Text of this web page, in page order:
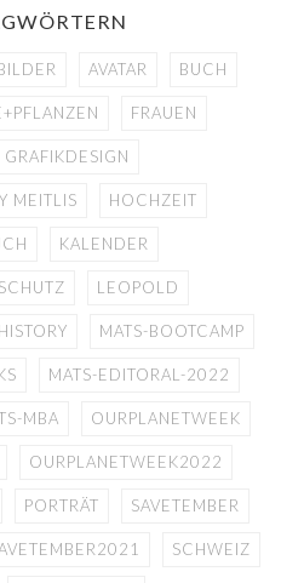
AVATAR BUCH
FRAUEN
GRAFIKDESIGN
MEITLIS HOCHZEIT
KALENDER
LEOPOLD
MATS-BOOTCAMP
MATS-EDITORAL-2022
MBA OURPLANETWEEK
OURPLANETWEEK2022
PORTRÄT SAVETEMBER
SCHWEIZ